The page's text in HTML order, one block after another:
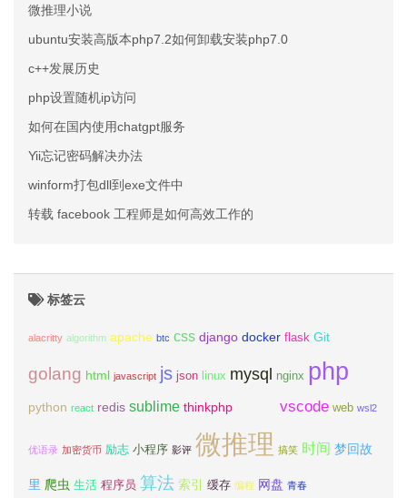
微推理小说
ubuntu安装高版本php7.2如何卸载安装php7.0
c++发展历史
php设置随机ip访问
如何在国内使用chatgpt服务
Yii忘记密码解决办法
winform打包dll到exe文件中
转载 facebook 工程师是如何高效工作的
标签云
alacritty algorithm apache btc css django docker flask Git
golang html javascript js json linux mysql nginx php
python react redis sublime thinkphp vscode web wsl2
优语录 加密货币 励志 小程序 影评 微推理 搞笑 时间 梦回故
里 爬虫 生活 程序员 算法 索引 缓存 编程 网盘 青春